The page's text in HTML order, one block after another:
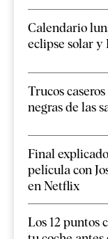
Calendario
eclipse solar y
Trucos
negras de las
Final
película con
en Netflix
Los 12 puntos